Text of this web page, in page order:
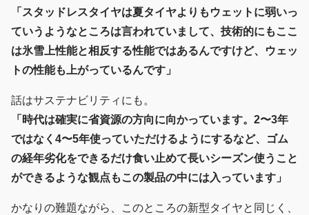
「スタッドレスタイヤは夏タイヤよりもウェットに弱いっ
ていうようなところは言われていまして、技術的にもここ
は氷雪上性能と相反する性能ではあるんですけど、ウェッ
トの性能も上がっているんです」
話はサステナビリティにも。
「時代は確実に省資源の方向に向かっています。2〜3年
ではなく4〜5年使っていただけるようにするなど、ゴム
の経年劣化をできるだけ食い止めて長いシーズン使うこと
ができるような観点もこの製品の中には入っています」
かなりの難題ながら、このところの新型タイヤと同じく、